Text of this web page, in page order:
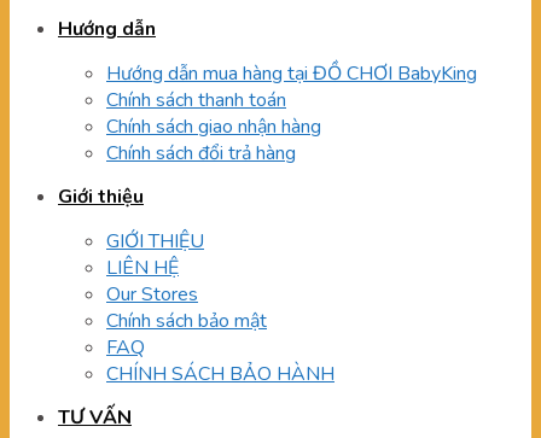
Hướng dẫn
Hướng dẫn mua hàng tại ĐỒ CHƠI BabyKing
Chính sách thanh toán
Chính sách giao nhận hàng
Chính sách đổi trả hàng
Giới thiệu
GIỚI THIỆU
LIÊN HỆ
Our Stores
Chính sách bảo mật
FAQ
CHÍNH SÁCH BẢO HÀNH
TƯ VẤN